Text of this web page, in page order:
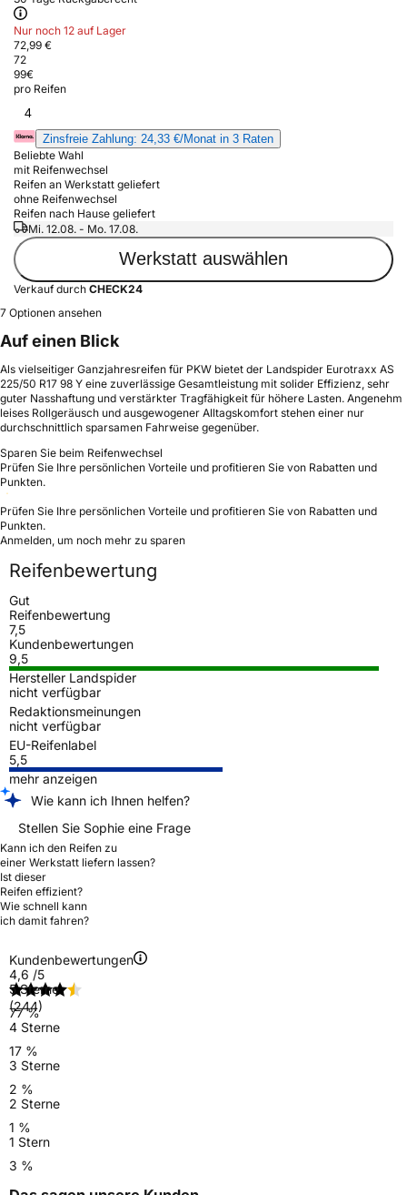
Nur noch 12 auf Lager
72,99 €
72
99€
pro Reifen
4
Zinsfreie Zahlung: 24,33 €/Monat in 3 Raten
Beliebte Wahl
mit Reifenwechsel
Reifen an Werkstatt geliefert
ohne Reifenwechsel
Reifen nach Hause geliefert
Mi. 12.08. - Mo. 17.08.
Werkstatt auswählen
Verkauf durch CHECK24
7 Optionen ansehen
Auf einen Blick
Als vielseitiger Ganzjahresreifen für PKW bietet der Landspider Eurotraxx AS
225/50 R17 98 Y eine zuverlässige Gesamtleistung mit solider Effizienz, sehr
guter Nasshaftung und verstärkter Tragfähigkeit für höhere Lasten. Angenehm
leises Rollgeräusch und ausgewogener Alltagskomfort stehen einer nur
durchschnittlich sparsamen Fahrweise gegenüber.
Sparen Sie beim Reifenwechsel
Prüfen Sie Ihre persönlichen Vorteile und profitieren Sie von Rabatten und
Punkten.
Prüfen Sie Ihre persönlichen Vorteile und profitieren Sie von Rabatten und
Punkten.
Anmelden, um noch mehr zu sparen
Reifenbewertung
Gut
Reifenbewertung
7,5
Kundenbewertungen
9,5
Hersteller Landspider
nicht verfügbar
Redaktionsmeinungen
nicht verfügbar
EU-Reifenlabel
5,5
mehr anzeigen
Wie kann ich Ihnen helfen?
Stellen Sie Sophie eine Frage
Kann ich den Reifen zu
einer Werkstatt liefern lassen?
Ist dieser
Reifen effizient?
Wie schnell kann
ich damit fahren?
Kundenbewertungen
4,6 /5
(244)
5 Sterne
77 %
4 Sterne
17 %
3 Sterne
2 %
2 Sterne
1 %
1 Stern
3 %